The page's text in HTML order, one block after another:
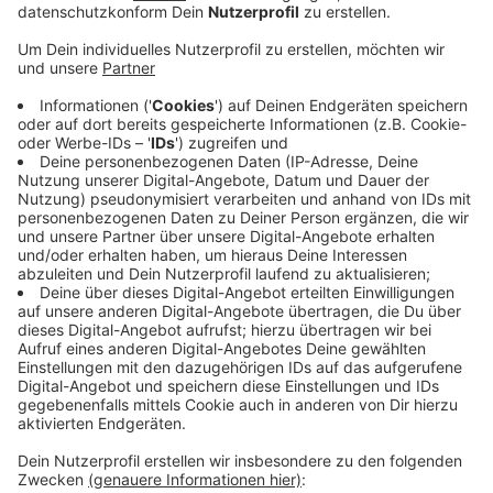
Anzeige
Er wurde von einer Mitarbeiterin dabei beobachtet, wie
er mehrere Artikel einfach einsteckte und Richtung
Ausgang ging. Als die Mitarbeiterin den Mann beim
Verlassen des Geschäfts ansprach, kam es zu einer
Rangelei, bei der die Mitarbeiterin leicht verletzt
wurde. Der Dieb flüchtete Richtung Luminaden. Er soll
1,83 groß sein, leichte Rötungen im Gesicht haben,
zum Tatzeitpunkt einen dunklen Kapuzenpullover
getragen und alkoholisiert gewesen sein.
Anzeige